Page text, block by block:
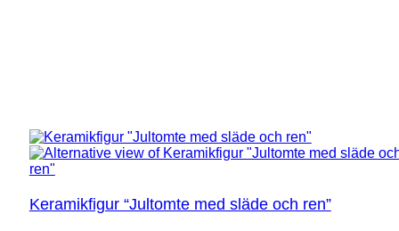
Keramikfigur “Jultomte med släde och ren”